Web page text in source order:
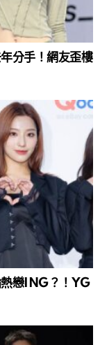
分手！網友歪樓
戀ING？！YG